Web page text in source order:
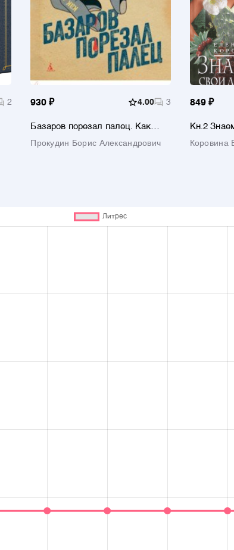
2 930 ₽ 4.00 3
Базаров порезал палец. Как
Прокудин Борис Александрович
849 ₽
Кн.2
Коровина